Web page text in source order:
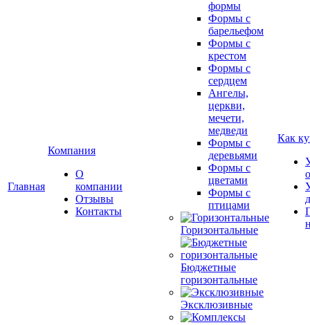
Главная
Компания
О
компании
Отзывы
Контакты
формы
Формы с
барельефом
Формы с
крестом
Формы с
сердцем
Ангелы,
церкви,
мечети,
медведи
Формы с
деревьями
Формы с
цветами
Формы с
птицами
Горизонтальные
Бюджетные
горизонтальные
Эксклюзивные
Как